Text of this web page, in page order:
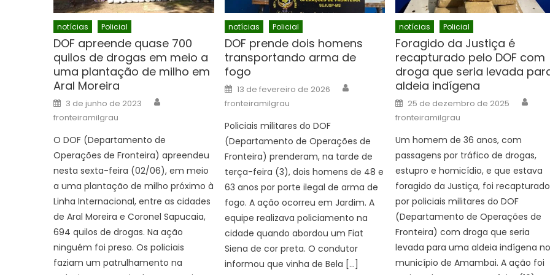
notícias Policial
DOF apreende quase 700
quilos de drogas em meio a
uma plantação de milho em
Aral Moreira
Posted
on
3 de junho de 2023
fronteiramilgrau
O DOF (Departamento de
Operações de Fronteira) apreendeu
nesta sexta-feira (02/06), em meio
a uma plantação de milho próximo à
Linha Internacional, entre as cidades
de Aral Moreira e Coronel Sapucaia,
694 quilos de drogas. Na ação
ninguém foi preso. Os policiais
faziam um patrulhamento na
notícias Policial
DOF prende dois homens
transportando arma de
fogo
Posted
on
13 de fevereiro de 2026
fronteiramilgrau
Policiais militares do DOF
(Departamento de Operações de
Fronteira) prenderam, na tarde de
terça-feira (3), dois homens de 48 e
63 anos por porte ilegal de arma de
fogo. A ação ocorreu em Jardim. A
equipe realizava policiamento na
cidade quando abordou um Fiat
Siena de cor preta. O condutor
informou que vinha de Bela […]
notícias Policial
Foragido da Justiça é
recapturado pelo DOF com
droga que seria levada
aldeia indígena
Posted
on
25 de dezembro de 2025
fronteiramilgrau
Um homem de 36 anos, com
passagens por tráfico de drogas,
estupro e homicídio, e que estava
foragido da Justiça, foi recapturado
por policiais militares do DOF
(Departamento de Operações de
Fronteira) com droga que seria
levada para uma aldeia indígena no
município de Amambai. A ação foi